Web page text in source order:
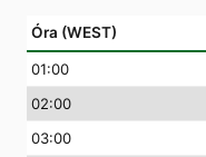
Óra (WEST)
01:00
02:00
03:00